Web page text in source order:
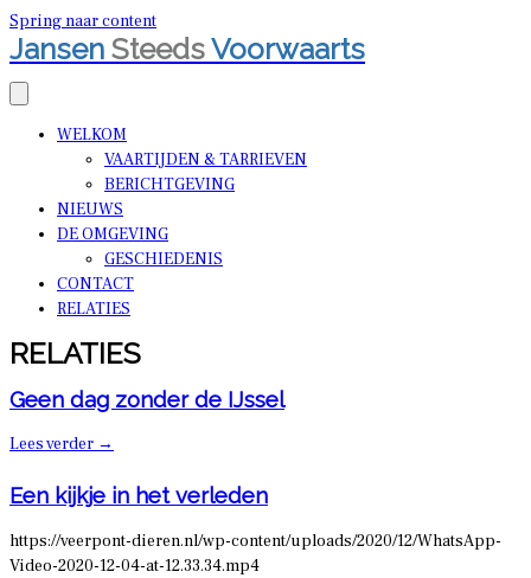
Spring naar content
Jansen SteedsVoorwaarts
WELKOM
VAARTIJDEN & TARRIEVEN
BERICHTGEVING
NIEUWS
DE OMGEVING
GESCHIEDENIS
CONTACT
RELATIES
RELATIES
Geen dag zonder de IJssel
Lees verder →
Een kijkje in het verleden
https://veerpont-dieren.nl/wp-content/uploads/2020/12/WhatsApp-
Video-2020-12-04-at-12.33.34.mp4